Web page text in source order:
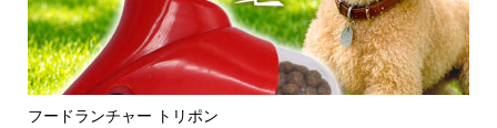
フードランチャー トリポン